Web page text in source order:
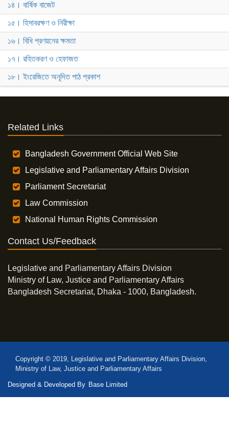
১৪। বার্ষিক বাজেট
১৫। হিসাবরক্ষণ ও নিরীক্ষা
১৬। বিধি প্রণয়নের ক্ষমতা
১৭। রহিতকরণ ও হেফাজত
১৮। ইংরেজিতে অনূদিত পাঠ প্রকাশ
Related Links
Bangladesh Government Official Web Site
Legislative and Parliamentary Affairs Division
Parliament Secretariat
Law Commission
National Human Rights Commission
Contact Us/Feedback
Legislative and Parliamentary Affairs Division
Ministry of Law, Justice and Parliamentary Affairs
Bangladesh Secretariat, Dhaka - 1000, Bangladesh.
Copyright © 2019, Legislative and Parliamentary Affairs Division,
Ministry of Law, Justice and Parliamentary Affairs
Designed & Developed By Base Limited